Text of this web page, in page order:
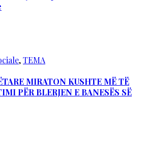
,TEMA
MIRATON KUSHTE MË TË
PËR BLERJEN E BANESËS SË